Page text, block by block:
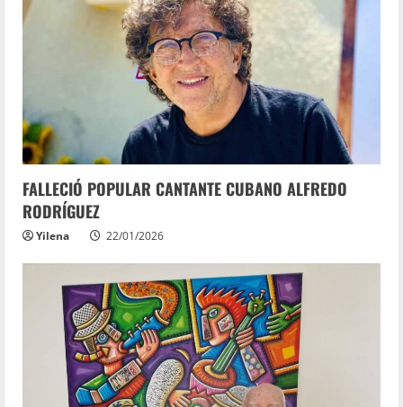
FALLECIÓ POPULAR CANTANTE CUBANO ALFREDO
RODRÍGUEZ
Yilena 22/01/2026